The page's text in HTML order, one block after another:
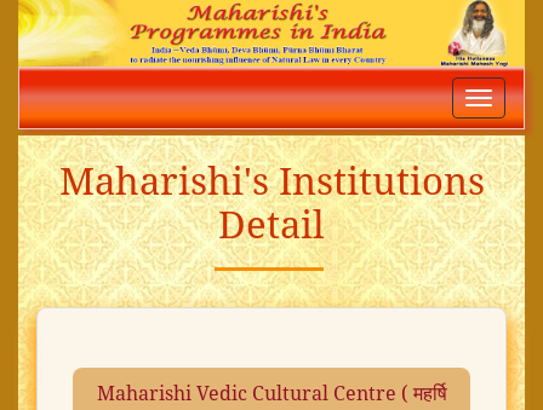
Toggle
Maharishi's Institutions
Detail
Maharishi Vedic Cultural Centre ( महर्षि